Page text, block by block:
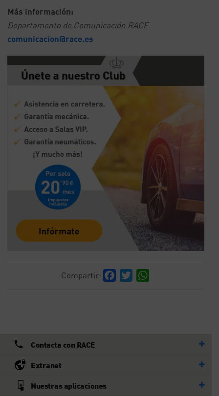
Más información:
Departamento de Comunicación RACE
comunicacion@race.es
Compartir: Facebook
Twitter
Contacta con RACE
Extranet
Nuestras aplicaciones